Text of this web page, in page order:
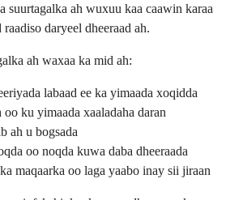
suurtagalka ah wuxuu kaa caawin karaa
daryeel dheeraad ah.
ah waxaa ka mid ah:
labaad ee ka yimaada xoqidda
ku yimaada xaaladaha daran
ah u bogsada
oo noqda kuwa daba dheeraada
maqaarka oo laga yaabo inay sii jiraan